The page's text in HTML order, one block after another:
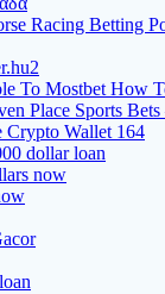
Racing Betting
To Mostbet How
Place Sports Bets
Crypto Wallet 164
dollar loan
now